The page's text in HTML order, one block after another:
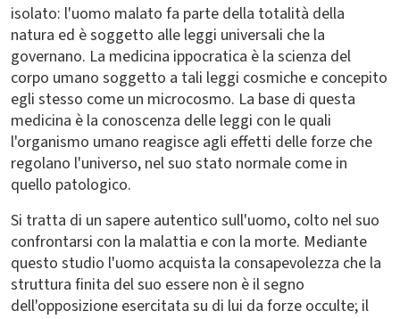
isolato: l'uomo malato fa parte della totalità della
natura ed è soggetto alle leggi universali che la
governano. La medicina ippocratica è la scienza del
corpo umano soggetto a tali leggi cosmiche e concepito
egli stesso come un microcosmo. La base di questa
medicina è la conoscenza delle leggi con le quali
l'organismo umano reagisce agli effetti delle forze che
regolano l'universo, nel suo stato normale come in
quello patologico.
Si tratta di un sapere autentico sull'uomo, colto nel suo
confrontarsi con la malattia e con la morte. Mediante
questo studio l'uomo acquista la consapevolezza che la
struttura finita del suo essere non è il segno
dell'opposizione esercitata su di lui da forze occulte; il